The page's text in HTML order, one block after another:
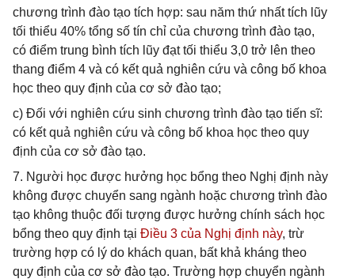
chương trình đào tạo tích hợp: sau năm thứ nhất tích lũy
tối thiểu 40% tổng số tín chỉ của chương trình đào tạo,
có điểm trung bình tích lũy đạt tối thiểu 3,0 trở lên theo
thang điểm 4 và có kết quả nghiên cứu và công bố khoa
học theo quy định của cơ sở đào tạo;
c) Đối với nghiên cứu sinh chương trình đào tạo tiến sĩ:
có kết quả nghiên cứu và công bố khoa học theo quy
định của cơ sở đào tạo.
7. Người học được hưởng học bổng theo Nghị định này
không được chuyển sang ngành hoặc chương trình đào
tạo không thuộc đối tượng được hưởng chính sách học
bổng theo quy định tại Điều 3 của Nghị định này, trừ
trường hợp có lý do khách quan, bất khả kháng theo
quy định của cơ sở đào tạo. Trường hợp chuyển ngành